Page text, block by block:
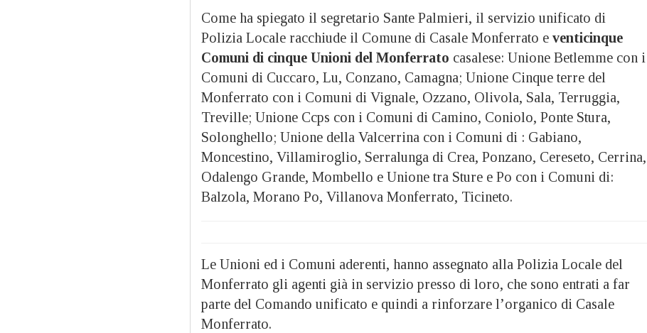
Come ha spiegato il segretario Sante Palmieri, il servizio unificato di
Polizia Locale racchiude il Comune di Casale Monferrato e venticinque
Comuni di cinque Unioni del Monferrato casalese: Unione Betlemme con i
Comuni di Cuccaro, Lu, Conzano, Camagna; Unione Cinque terre del
Monferrato con i Comuni di Vignale, Ozzano, Olivola, Sala, Terruggia,
Treville; Unione Ccps con i Comuni di Camino, Coniolo, Ponte Stura,
Solonghello; Unione della Valcerrina con i Comuni di : Gabiano,
Moncestino, Villamiroglio, Serralunga di Crea, Ponzano, Cereseto, Cerrina,
Odalengo Grande, Mombello e Unione tra Sture e Po con i Comuni di:
Balzola, Morano Po, Villanova Monferrato, Ticineto.
Le Unioni ed i Comuni aderenti, hanno assegnato alla Polizia Locale del
Monferrato gli agenti già in servizio presso di loro, che sono entrati a far
parte del Comando unificato e quindi a rinforzare l’organico di Casale
Monferrato.